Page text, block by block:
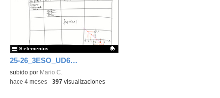
25-26_3ESO_UD6_Funciones y gráficas
Contenido educativo.
subido por Mario C.
9 elementos
-hace 4 meses - 397 visualizaciones